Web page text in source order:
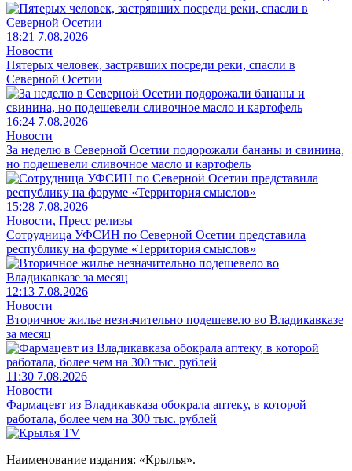
18:21 7.08.2026
Новости
Пятерых человек, застрявших посреди реки, спасли в
Северной Осетии
16:24 7.08.2026
Новости
За неделю в Северной Осетии подорожали бананы и свинина,
но подешевели сливочное масло и картофель
15:28 7.08.2026
Новости, Пресс релизы
Сотрудница УФСИН по Северной Осетии представила
республику на форуме «Территория смыслов»
12:13 7.08.2026
Новости
Вторичное жилье незначительно подешевело во Владикавказе
за месяц
11:30 7.08.2026
Новости
Фармацевт из Владикавказа обокрала аптеку, в которой
работала, более чем на 300 тыс. рублей
Наименование издания: «Крылья».